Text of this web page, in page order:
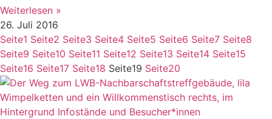
Weiterlesen »
26. Juli 2016
Seite1 Seite2 Seite3 Seite4 Seite5 Seite6 Seite7 Seite8
Seite9 Seite10 Seite11 Seite12 Seite13 Seite14 Seite15
Seite16 Seite17 Seite18 Seite19 Seite20